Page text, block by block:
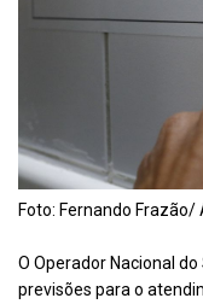
Foto: Fernando Frazão/
O Operador Nacional
previsões para o